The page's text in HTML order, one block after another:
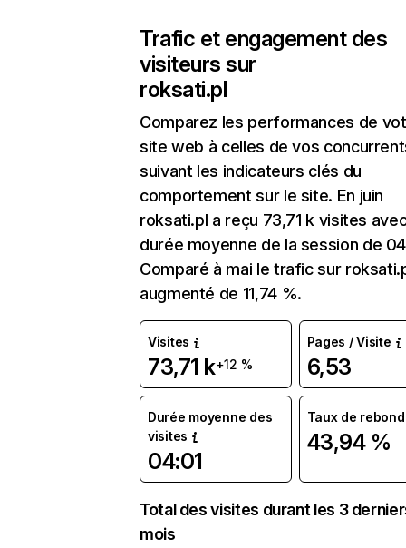
Trafic et engagement des
visiteurs sur
roksati.pl
Comparez les performances de
site web à celles de vos
suivant les indicateurs clés du
comportement sur le site. En juin
roksati.pl a reçu 73,71 k visites
durée moyenne de la session de
Comparé à mai le trafic sur
augmenté de 11,74 %.
Visites
73,71 k+12 %
Pages / Visite
6,53
Durée moyenne des
visites
04:01
Taux de rebond
43,94 %
Total des visites durant les 3
mois